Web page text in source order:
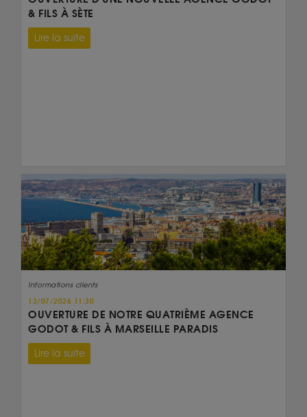
& FILS À SÈTE
Lire la suite
Informations clients
13/07/2026 11:30
OUVERTURE DE NOTRE QUATRIÈME AGENCE
GODOT & FILS À MARSEILLE PARADIS
Lire la suite